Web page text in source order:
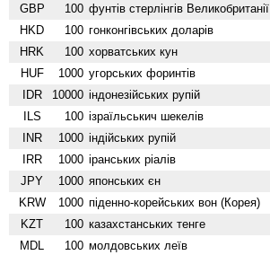
GBP 100 фунтів стерлінгів Велико­британії
HKD 100 гонконгівських доларів
HRK 100 хорватських кун
HUF 1000 угорських форинтів
IDR 10000 індонезійських рупій
ILS 100 ізраїльськич шекелів
INR 1000 індійських рупій
IRR 1000 іранських ріалів
JPY 1000 японських єн
KRW 1000 піденно-корейських вон (Корея)
KZT 100 казахстанських тенге
MDL 100 молдовських леїв